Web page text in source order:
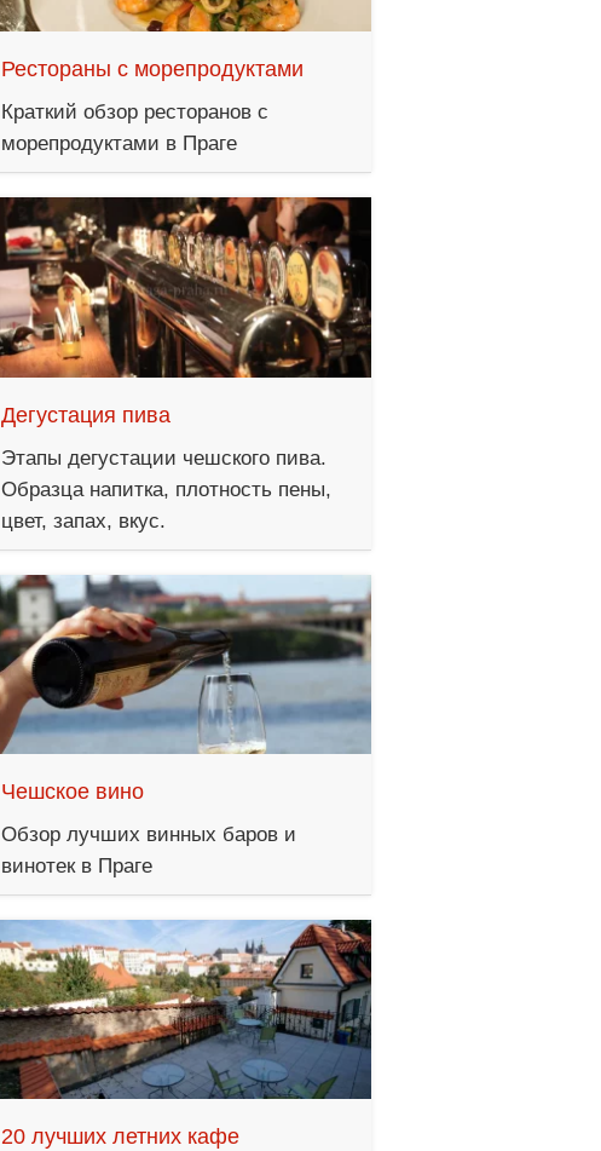
Рестораны с морепродуктами
Краткий обзор ресторанов с
морепродуктами в Праге
Дегустация пива
Этапы дегустации чешского пива.
Образца напитка, плотность пены,
цвет, запах, вкус.
Чешское вино
Обзор лучших винных баров и
винотек в Праге
20 лучших летних кафе